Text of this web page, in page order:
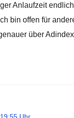
Anlaufzeit
bin offen für
über
Uhr